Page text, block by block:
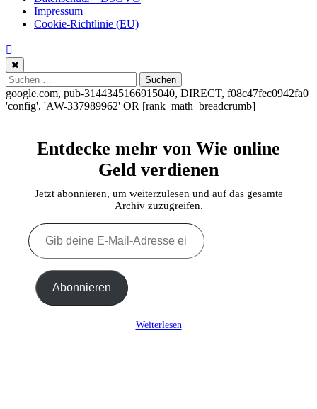
Impressum
Cookie-Richtlinie (EU)
Suchen
nach:
google.com, pub-3144345166915040, DIRECT, f08c47fec0942fa0
'config', 'AW-337989962' OR [rank_math_breadcrumb]
Entdecke mehr von Wie online
Geld verdienen
Jetzt abonnieren, um weiterzulesen und auf das gesamte
Archiv zuzugreifen.
Gib
deine
E-
Adresse
ein ... Abonnieren
Weiterlesen